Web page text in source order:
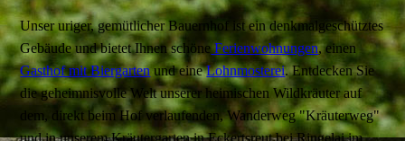
Unser uriger, gemütlicher Bauernhof ist ein denkmalgeschütztes
Gebäude und bietet Ihnen schöne Ferienwohnungen, einen
Gasthof mit Biergartenund eineLohnmosterei. Entdecken Sie
die geheimnisvolle Welt unserer heimischen Wildkräuter auf
dem, direkt beim Hof verlaufenden, Wanderweg "Kräuterweg"